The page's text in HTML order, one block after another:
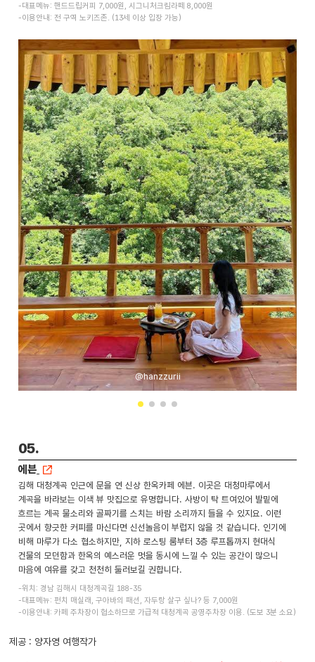
-대표메뉴: 핸드드립커피 7,000원, 시그니처크림라떼 8,000원
-이용안내: 전 구역 노키즈존. (13세 이상 입장 가능)
@hanzzurii
05.
에븐
김해 대청계곡 인근에 문을 연 신상 한옥카페 에븐. 이곳은 대청마루에서
계곡을 바라보는 이색 뷰 맛집으로 유명합니다. 사방이 탁 트여있어 발밑에
흐르는 계곡 물소리와 골짜기를 스치는 바람 소리까지 들을 수 있지요. 이런
곳에서 향긋한 커피를 마신다면 신선놀음이 부럽지 않을 것 같습니다. 인기에
비해 마루가 다소 협소하지만, 지하 로스팅 룸부터 3층 루프톱까지 현대식
건물의 모던함과 한옥의 예스러운 멋을 동시에 느낄 수 있는 공간이 많으니
마음에 여유를 갖고 천천히 둘러보길 권합니다.
-위치: 경남 김해시 대청계곡길 188-35
-대표메뉴: 펀치 매실래, 구아바의 패션, 자두랑 살구 싶나? 등 7,000원
-이용안내: 카페 주차장이 협소하므로 가급적 대청계곡 공영주차장 이용. (도보 3분 소요)
제공 : 양자영 여행작가